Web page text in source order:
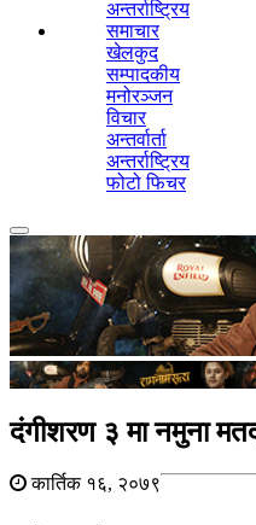
अन्तर्राष्ट्रिय
समाचार
खेलकुद
सम्पादकीय
मनोरञ्जन
विचार
अन्तर्वार्ता
अन्तर्राष्ट्रिय
फोटो फिचर
Toggle
navigation
दंगीशरण ३ मा नमुना
कार्तिक १६, २०७९